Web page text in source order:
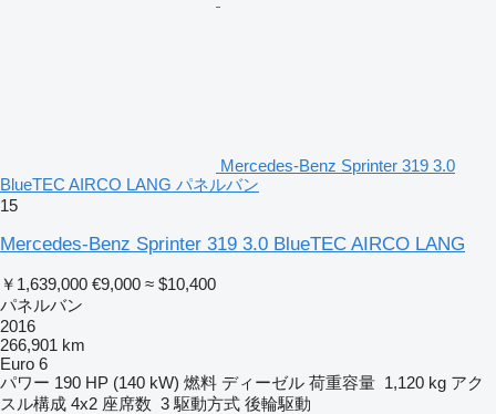
Mercedes-Benz Sprinter 319 3.0
BlueTEC AIRCO LANG パネルバン
15
Mercedes-Benz Sprinter 319 3.0 BlueTEC AIRCO LANG
￥1,639,000 €9,000 ≈ $10,400
パネルバン
2016
266,901 km
Euro 6
パワー 190 HP (140 kW) 燃料 ディーゼル 荷重容量 1,120 kg アク
スル構成 4x2 座席数 3 駆動方式 後輪駆動